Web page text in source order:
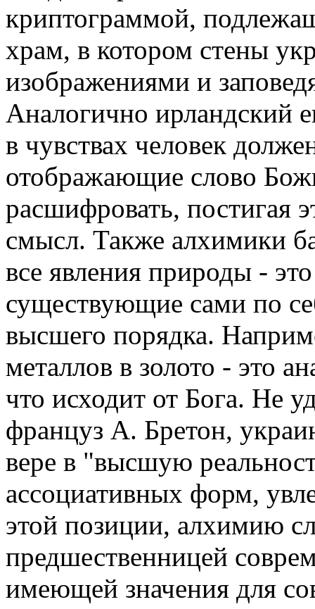
криптограммой,
храм, в котором стены
изображениями и
Аналогично ирландский
в чувствах человек
отображающие слово
расшифровать, постигая
смысл. Также алхимики
все явления природы -
существующие сами по
высшего порядка.
металлов в золото - это
что исходит от Бога. Не
француз А. Бретон,
вере в "высшую
ассоциативных форм,
этой позиции, алхимию
предшественницей
имеющей значения для